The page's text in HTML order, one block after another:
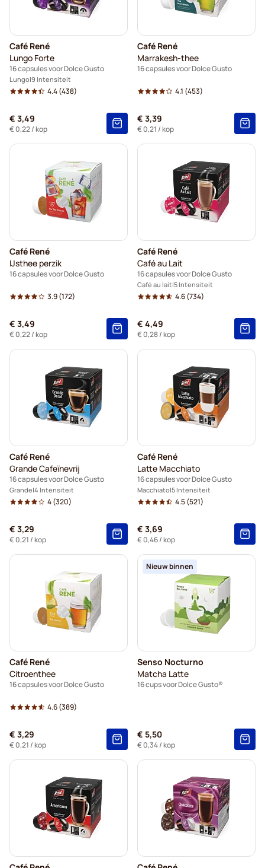
Café René
Lungo Forte
16 capsules voor Dolce Gusto
Lungo 9 Intensiteit
4.4(438)
€ 3,49
€ 0,22/ kop
Café René
Marrakesh-thee
16 capsules voor Dolce Gusto
4.1 (453)
€ 3,39
€ 0,21 / kop
Café René
IJsthee perzik
16 capsules voor Dolce Gusto
3.9(172)
€ 3,49
€ 0,22/ kop
Café René
Café au Lait
16 capsules voor Dolce Gusto
Café au lait 5 Intensiteit
4.6(734)
€ 4,49
€ 0,28/ kop
Café René
Grande Cafeïnevrij
16 capsules voor Dolce Gusto
Grande 4 Intensiteit
4(320)
€ 3,29
€ 0,21 / kop
Café René
Latte Macchiato
16 capsules voor Dolce Gusto
Macchiato 5 Intensiteit
4.5(521)
€ 3,69
€ 0,46/ kop
Café René
Citroenthee
16 capsules voor Dolce Gusto
4.6(389)
€ 3,29
€ 0,21 / kop
Nieuw binnen
Senso Nocturno
Matcha Latte
16 cups voor Dolce Gusto®
€ 5,50
€ 0,34/ kop